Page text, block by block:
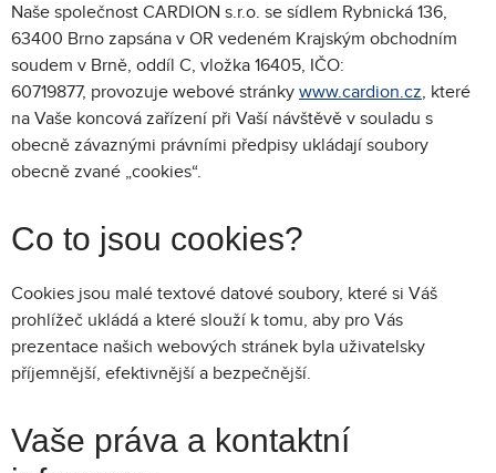
Naše společnost CARDION s.r.o. se sídlem Rybnická 136,
63400 Brno zapsána v OR vedeném Krajským obchodním
soudem v Brně, oddíl C, vložka 16405, IČO:
60719877, provozuje webové stránky www.cardion.cz, které
na Vaše koncová zařízení při Vaší návštěvě v souladu s
obecně závaznými právními předpisy ukládají soubory
obecně zvané „cookies“.
Co to jsou cookies?
Cookies jsou malé textové datové soubory, které si Váš
prohlížeč ukládá a které slouží k tomu, aby pro Vás
prezentace našich webových stránek byla uživatelsky
příjemnější, efektivnější a bezpečnější.
Vaše práva a kontaktní